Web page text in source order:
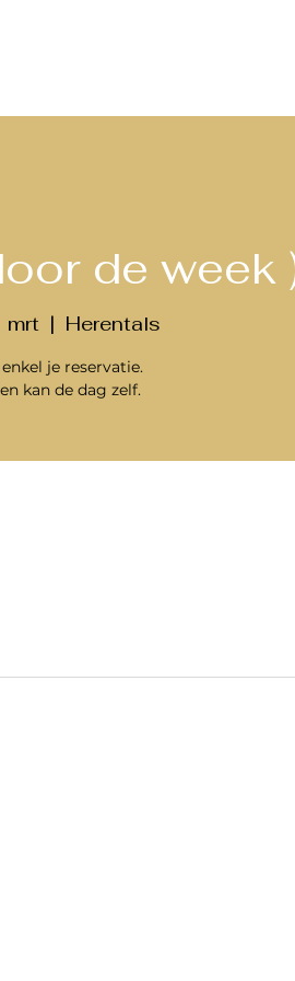
de week
mrt
  |
Herentals
je reservatie.
kan de dag zelf.